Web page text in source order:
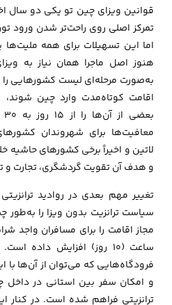
قوانین ویزای چین تو یکی دو سال
تمرکز اصلی روی راحت‌تر شدن ورود
اما این تسهیلات برای همه ملیت‌ها
هنوز اصل ماجرا همان نیاز به
به‌صورت مرحله‌ای لیست کشورهایی را
اقامت کوتاه‌مدت وارد چین
معافیت‌ها برای شهروندان
لاتین و اخیراً برخی کشورهای
و هدف آن تقویت گردشگری، تجارت و
سیاست ترانزیت بدون ویزا را
ساعت (۱۰ روز) افزایش داده
فرودگاه‌هایی که می‌توان از آن‌ها با
و امکان سفر بین استانی در داخل